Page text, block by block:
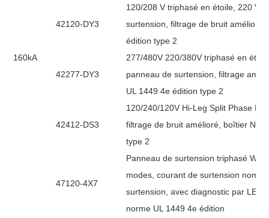
160kA
42120-DY3
120/208 V triphasé en étoile, 220 V
surtension, filtrage de bruit amélioré,
édition type 2
42277-DY3
277/480V 220/380V triphasé en
panneau de surtension, filtrage
UL 1449 4e édition type 2
42412-DS3
120/240/120V Hi-Leg Split Phase
filtrage de bruit amélioré, boîtier
type 2
47120-4X7
Panneau de surtension triphasé
modes, courant de surtension
surtension, avec diagnostic par
norme UL 1449 4e édition